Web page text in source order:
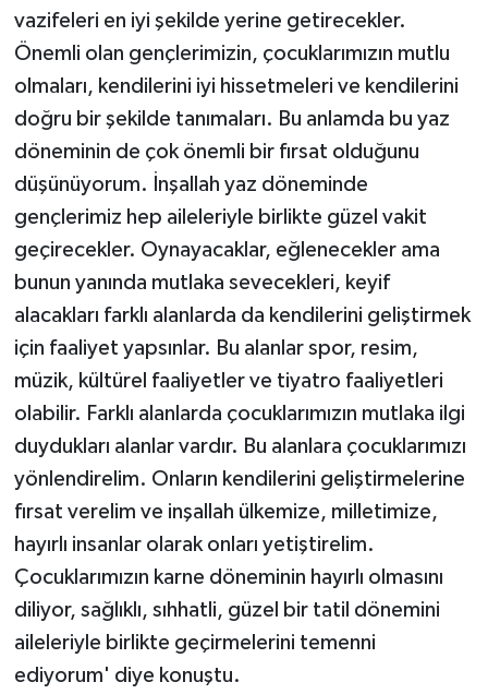
vazifeleri en iyi şekilde yerine getirecekler.
Önemli olan gençlerimizin, çocuklarımızın mutlu
olmaları, kendilerini iyi hissetmeleri ve kendilerini
doğru bir şekilde tanımaları. Bu anlamda bu yaz
döneminin de çok önemli bir fırsat olduğunu
düşünüyorum. İnşallah yaz döneminde
gençlerimiz hep aileleriyle birlikte güzel vakit
geçirecekler. Oynayacaklar, eğlenecekler ama
bunun yanında mutlaka sevecekleri, keyif
alacakları farklı alanlarda da kendilerini geliştirmek
için faaliyet yapsınlar. Bu alanlar spor, resim,
müzik, kültürel faaliyetler ve tiyatro faaliyetleri
olabilir. Farklı alanlarda çocuklarımızın mutlaka ilgi
duydukları alanlar vardır. Bu alanlara çocuklarımızı
yönlendirelim. Onların kendilerini geliştirmelerine
fırsat verelim ve inşallah ülkemize, milletimize,
hayırlı insanlar olarak onları yetiştirelim.
Çocuklarımızın karne döneminin hayırlı olmasını
diliyor, sağlıklı, sıhhatli, güzel bir tatil dönemini
aileleriyle birlikte geçirmelerini temenni
ediyorum' diye konuştu.